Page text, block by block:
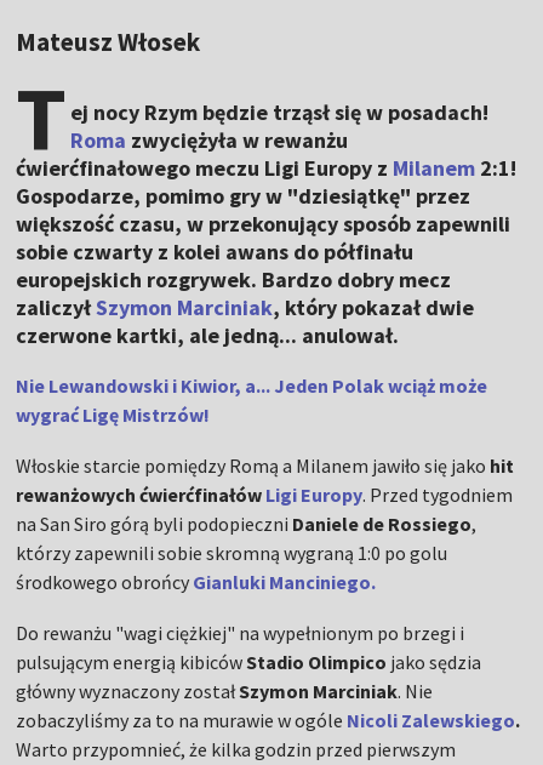
Mateusz Włosek
T ej nocy Rzym będzie trząsł się w posadach!
Roma zwyciężyła w rewanżu
ćwierćfinałowego meczu Ligi Europy z Milanem 2:1!
Gospodarze, pomimo gry w "dziesiątkę" przez
większość czasu, w przekonujący sposób zapewnili
sobie czwarty z kolei awans do półfinału
europejskich rozgrywek. Bardzo dobry mecz
zaliczyłSzymon Marciniak, który pokazał dwie
czerwone kartki, ale jedną... anulował.
Nie Lewandowski i Kiwior, a... Jeden Polak wciąż może
wygrać Ligę Mistrzów!
Włoskie starcie pomiędzy Romą a Milanem jawiło się jako hit
rewanżowych ćwierćfinałów Ligi Europy. Przed tygodniem
na San Siro górą byli podopieczni Daniele de Rossiego,
którzy zapewnili sobie skromną wygraną 1:0 po golu
środkowego obrońcy Gianluki Manciniego.
Do rewanżu "wagi ciężkiej" na wypełnionym po brzegi i
pulsującym energią kibicówStadio Olimpico jako sędzia
główny wyznaczony zostałSzymon Marciniak. Nie
zobaczyliśmy za to na murawie w ogóle Nicoli Zalewskiego.
Warto przypomnieć, że kilka godzin przed pierwszym